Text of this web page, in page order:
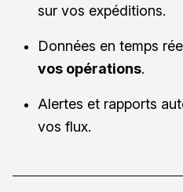
sur vos expéditions.
Données en temps
vos opérations.
Alertes et rapports
vos flux.